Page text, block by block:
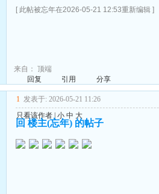
[ 此帖被忘年在2026-05-21 12:53重新编辑 ]
来自： 顶端
回复
引用 分享
1 发表于: 2026-05-21 11:26
只看该作者| 小 中 大
回 楼主(忘年) 的帖子